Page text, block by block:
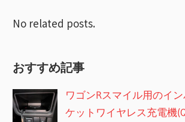
No related posts.
おすすめ記事
ワゴンRスマイル用のイ
ケットワイヤレス充電機